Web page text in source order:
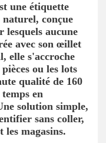
une étiquette
conçue
lesquels aucune
avec son œillet
elle s'accroche
ou les lots
qualité de 160
en
solution simple,
sans coller,
les magasins.